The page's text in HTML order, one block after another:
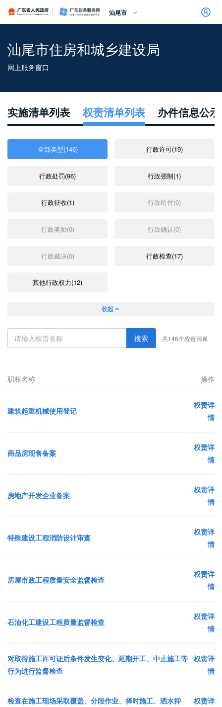
广东省人民政府广东政务服务网
汕尾市
汕尾市住房和城乡建设局
网上服务窗口
实施清单列表 权责清单列表 办件信息公示
全部类型(146) 行政许可(19)
行政处罚(96) 行政强制(1)
行政征收(1) 行政给付(0)
行政奖励(0) 行政确认(0)
行政裁决(0) 行政检查(17)
其他行政权力(12)
收起
搜索 共146个权责清单
职权名称 操作
建筑起重机械使用登记
权责详
情
商品房现售备案
权责详
情
房地产开发企业备案
权责详
情
特殊建设工程消防设计审查
权责详
情
房屋市政工程质量安全监督检查
权责详
情
石油化工建设工程质量监督检查
权责详
情
对取得施工许可证后条件发生变化、延期开工、中止施工等
行为进行监督检查
权责详
情
检查在施工现场采取覆盖、分段作业、择时施工、洒水抑
权责详